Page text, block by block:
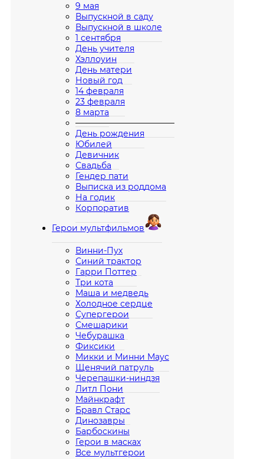
9 мая
Выпускной в саду
Выпускной в школе
1 сентября
День учителя
Хэллоуин
День матери
Новый год
14 февраля
23 февраля
8 марта
————————————
День рождения
Юбилей
Девичник
Свадьба
Гендер пати
Выписка из роддома
На годик
Корпоратив
Герои мультфильмов
Винни-Пух
Синий трактор
Гарри Поттер
Три кота
Маша и медведь
Холодное сердце
Супергерои
Смешарики
Чебурашка
Фиксики
Микки и Минни Маус
Щенячий патруль
Черепашки-ниндзя
Литл Пони
Майнкрафт
Бравл Старс
Динозавры
Барбоскины
Герои в масках
Все мультгерои